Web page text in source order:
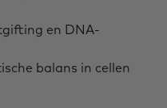
en DNA-
balans in cellen